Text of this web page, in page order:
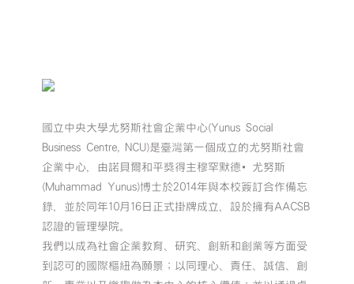
國立中央大學尤努斯社會企業中心(Yunus Social
Business Centre, NCU)是臺灣第一個成立的尤努斯社會
企業中心，由諾貝爾和平獎得主穆罕默德•尤努斯
(Muhammad Yunus)博士於2014年與本校簽訂合作備忘
錄，並於同年10月16日正式掛牌成立，設於擁有AACSB
認證的管理學院。
我們以成為社會企業教育、研究、創新和創業等方面受
到認可的國際樞紐為願景；以同理心、責任、誠信、創